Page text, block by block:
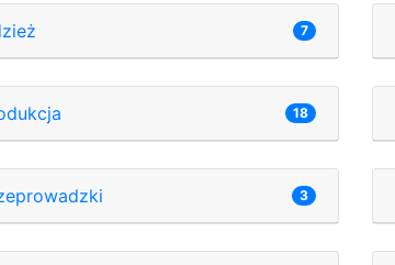
7
18
3